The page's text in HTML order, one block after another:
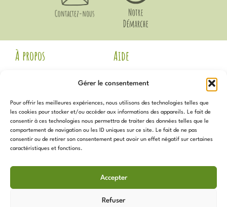
Gérer le consentement
Pour offrir les meilleures expériences, nous utilisons des technologies telles que
les cookies pour stocker et/ou accéder aux informations des appareils. Le fait de
consentir à ces technologies nous permettra de traiter des données telles que le
comportement de navigation ou les ID uniques sur ce site. Le fait de ne pas
consentir ou de retirer son consentement peut avoir un effet négatif sur certaines
caractéristiques et fonctions.
Accepter
Refuser
À propos
Politique de
Contact
Notre Démarche
Politique de cookies (UE)
Aide
Mon compte
Voir les avis Google
Services
Newsletter
toutes les actualités, promotions,
nouveautés et plus !